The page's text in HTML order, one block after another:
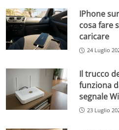
IPhone
cosa fare
caricare
24 Luglio
Il trucco
funziona
segnale
23 Luglio